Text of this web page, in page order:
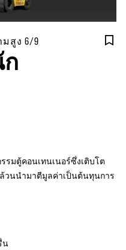
สูง 6/9
รมตู้คอนเทนเนอร์ซึ่งเติบโต
ล้วนนำมาตีมูลค่าเป็นต้นทุนการ
น